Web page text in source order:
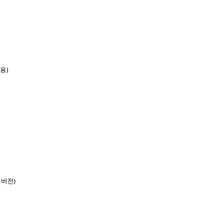
)
전)